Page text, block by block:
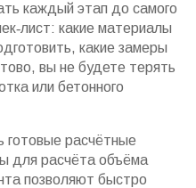
каждый этап до самого
какие материалы
какие замеры
вы не будете терять
или бетонного
готовые расчётные
для расчёта объёма
позволяют быстро